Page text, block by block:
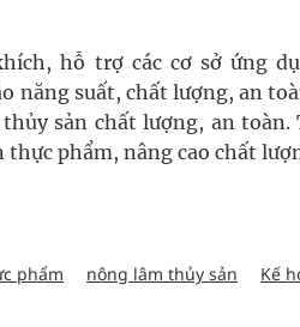
hỗ trợ các cơ sở ứng
năng suất, chất lượng, an
sản chất lượng, an
thực phẩm, nâng cao chất
phẩm nông lâm thủy sản Kế